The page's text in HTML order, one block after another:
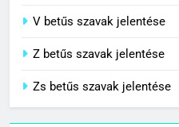
V betűs szavak jelentése
Z betűs szavak jelentése
Zs betűs szavak jelentése